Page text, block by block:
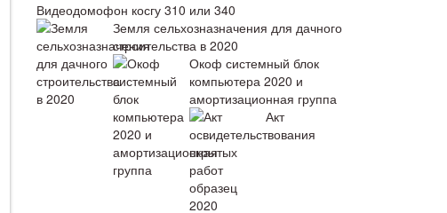
Видеодомофон косгу 310 или 340
Земля сельхозназначения для дачного
строительства в 2020
Окоф системный блок
компьютера 2020 и
амортизационная группа
Акт